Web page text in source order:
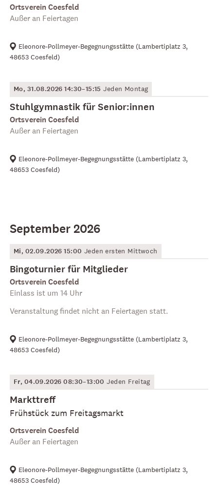
Ortsverein Coesfeld
Außer an Feiertagen
Eleonore-Pollmeyer-Begegnungsstätte (Lambertiplatz 3,
48653 Coesfeld)
Mo, 31.08.2026 14:30–15:15 Jeden Montag
Stuhlgymnastik für Senior:innen
Ortsverein Coesfeld
Außer an Feiertagen
Eleonore-Pollmeyer-Begegnungsstätte (Lambertiplatz 3,
48653 Coesfeld)
September 2026
Mi, 02.09.2026 15:00 Jeden ersten Mittwoch
Bingoturnier für Mitglieder
Ortsverein Coesfeld
Einlass ist um 14 Uhr
Veranstaltung findet nicht an Feiertagen statt.
Eleonore-Pollmeyer-Begegnungsstätte (Lambertiplatz 3,
48653 Coesfeld)
Fr, 04.09.2026 08:30–13:00 Jeden Freitag
Markttreff
Frühstück zum Freitagsmarkt
Ortsverein Coesfeld
Außer an Feiertagen
Eleonore-Pollmeyer-Begegnungsstätte (Lambertiplatz 3,
48653 Coesfeld)